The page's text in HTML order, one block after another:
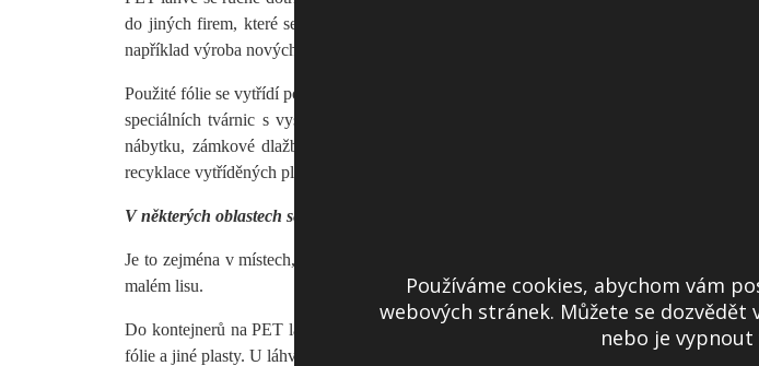
do jiných firem, které se zabývají vývozem PETu do Číny, kde se z láhví vyrábí totéž.
například výroba nových láhví ze starých.
Použité fólie se vytřídí podle materiálu a barev a předávají se k opětovnému zpracování
speciálních tvárnic s vysokou izolační schopností. Ostatní plasty se mohou dále třídit
nábytku, zámkové dlažby, nebo obrubníků. Někdy se směs plastů používá na
recyklace vytříděných plastů velmi náročná, zejména na čistotu a proto je nezbytně nutné
V některých oblastech se třídí pouze PET láhve.
Je to zejména v místech, kde není k dispozici dostatečné třídící zařízení. PET láhve se
malém lisu.
Do kontejnerů na PET láhve patří pouze sešlápnuté a čisté láhve od nápojů. Do
fólie a jiné plasty. U láhví se nesmí dotahovat uzávěry, uzavřené láhve se nedají lisovat do
Používáme cookies, abychom vám
webových stránek. Můžete se
nebo je vypnout